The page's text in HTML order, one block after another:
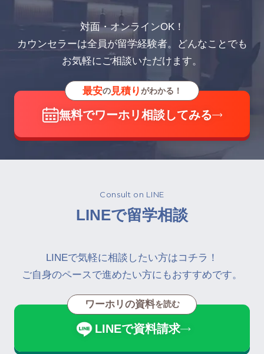
対面・オンラインOK！
カウンセラーは全員が留学経験者。どんなことでも
お気軽にご相談いただけます。
最安の見積りがわかる！
無料でワーホリ相談してみる
Consult on LINE
LINEで留学相談
LINEで気軽に相談したい方はコチラ！
ご自身のペースで進めたい方にもおすすめです。
ワーホリの資料を読む
LINEで資料請求